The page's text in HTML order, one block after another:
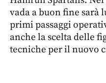
vada a buon fine sarà
primi passaggi
anche la scelta delle
tecniche per il nuovo